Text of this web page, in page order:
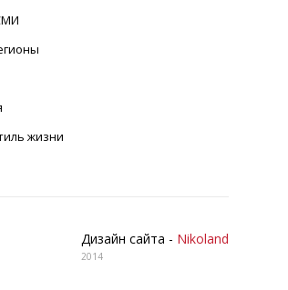
жизни
Дизайн сайта - Nikoland
2014